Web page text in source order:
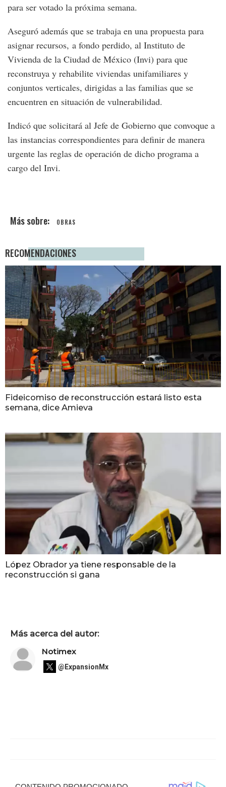
para ser votado la próxima semana.
Aseguró además que se trabaja en una propuesta para
asignar recursos, a fondo perdido, al Instituto de
Vivienda de la Ciudad de México (Invi) para que
reconstruya y rehabilite viviendas unifamiliares y
conjuntos verticales, dirigidas a las familias que se
encuentren en situación de vulnerabilidad.
Indicó que solicitará al Jefe de Gobierno que convoque a
las instancias correspondientes para definir de manera
urgente las reglas de operación de dicho programa a
cargo del Invi.
OBRAS
RECOMENDACIONES
Fideicomiso de reconstrucción estará listo esta
semana, dice Amieva
López Obrador ya tiene responsable de la
reconstrucción si gana
Más acerca del autor:
Notimex
@ExpansionMx